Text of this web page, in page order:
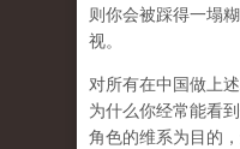
则你会被踩得一塌
视。
对所有在中国做上
为什么你经常能看
角色的维系为目的